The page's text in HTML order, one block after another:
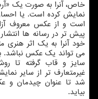
خاص، آنرا به صورت یك
نمایش كرده است. یا
است و از عكس معروف
پیش تر در رسانه ها
خود آنرا به یك اثر هنری
می تواند یك عكس نباشد.
سایز و قاب گرفته تا
غیرمتعارف تر از سایر
شد تا عنوان چیدمان و
بیاید.